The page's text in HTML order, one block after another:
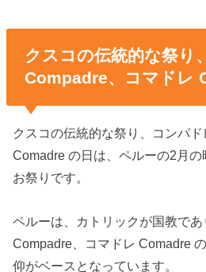
クスコの伝統的な祭り
Compadre、コマドレ
クスコの伝統的な祭り、コンパ
Comadre の日は、ペルーの2月
お祭りです。
ペルーは、カトリックが国教で
Compadre、コマドレ Comadre
仰がベースとなっています。